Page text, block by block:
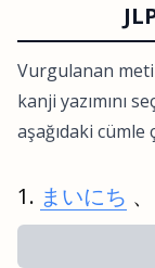
Vurgulanan
kanji yazımını
aşağıdaki
まいにち